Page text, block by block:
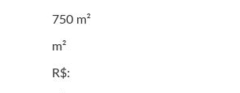
750 m²
m²
R$: